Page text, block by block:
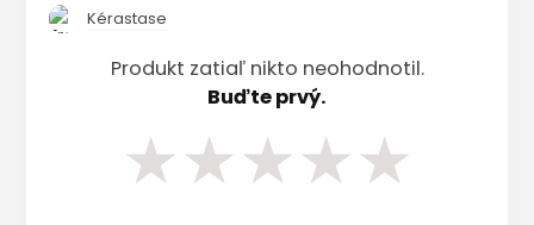
Kérastase
Produkt zatiaľ nikto neohodnotil.
Buďte prvý.
★★★★★